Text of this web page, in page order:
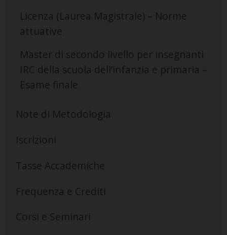
Licenza (Laurea Magistrale) – Norme
attuative
Master di secondo livello per insegnanti
IRC della scuola dell’infanzia e primaria –
Esame finale
Note di Metodologia
Iscrizioni
Tasse Accademiche
Frequenza e Crediti
Corsi e Seminari